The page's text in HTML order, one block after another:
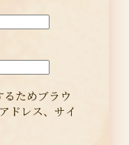
ためブラウ
ドレス、サイ